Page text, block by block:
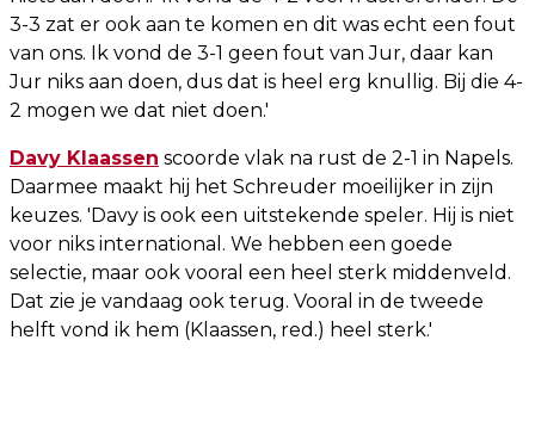
3-3 zat er ook aan te komen en dit was echt een fout
van ons. Ik vond de 3-1 geen fout van Jur, daar kan
Jur niks aan doen, dus dat is heel erg knullig. Bij die 4-
2 mogen we dat niet doen.'
Davy Klaassen scoorde vlak na rust de 2-1 in Napels.
Daarmee maakt hij het Schreuder moeilijker in zijn
keuzes. 'Davy is ook een uitstekende speler. Hij is niet
voor niks international. We hebben een goede
selectie, maar ook vooral een heel sterk middenveld.
Dat zie je vandaag ook terug. Vooral in de tweede
helft vond ik hem (Klaassen, red.) heel sterk.'